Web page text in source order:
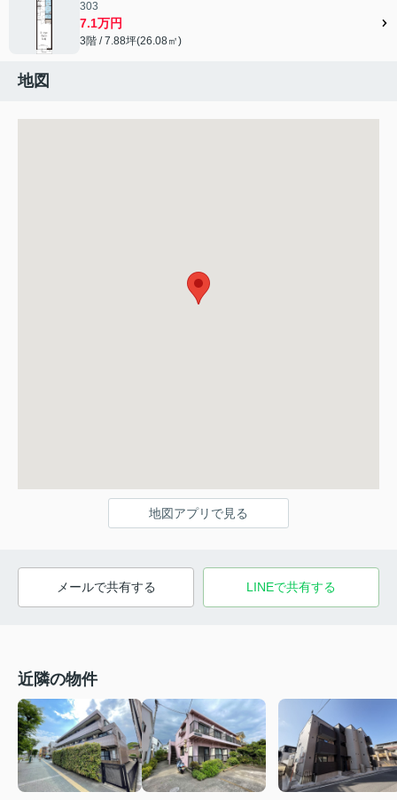
303
7.1万円
3階 / 7.88坪(26.08㎡)
地図
地図アプリで見る
メールで共有する LINEで共有する
近隣の物件